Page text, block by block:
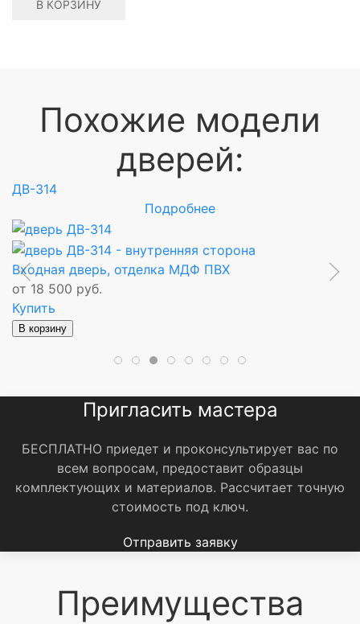
В КОРЗИНУ
Похожие модели
дверей:
ДВ-314
Подробнее
Входная дверь, отделка МДФ ПВХ
от 18 500 руб.
Купить
В корзину
Пригласить мастера
БЕСПЛАТНО приедет и проконсультирует вас по
всем вопросам, предоставит образцы
комплектующих и материалов. Рассчитает точную
стоимость под ключ.
Отправить заявку
Преимущества